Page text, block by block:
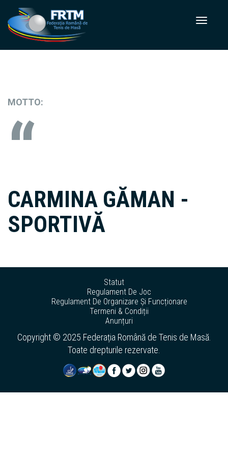
MOTTO:
CARMINA GĂMAN -
SPORTIVĂ
Statut
Regulament De Joc
Regulament De Organizare Și Funcționare
Termeni & Condiții
Anunțuri
Copyright © 2025 Federația Română de Tenis de Masă.
Toate drepturile rezervate.